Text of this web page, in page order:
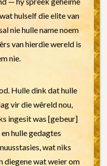
hulself die elite van
nie hulle name noem
van hierdie wereld is
nie.
Hulle dink dat hulle
vir die wêreld nou,
ingesit was [gebeur]
hulle gedagtes
wat niks
diegene wat weier om